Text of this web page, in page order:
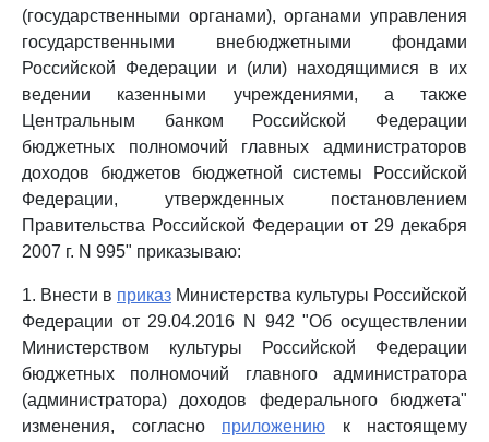
(государственными органами), органами управления
государственными внебюджетными фондами
Российской Федерации и (или) находящимися в их
ведении казенными учреждениями, а также
Центральным банком Российской Федерации
бюджетных полномочий главных администраторов
доходов бюджетов бюджетной системы Российской
Федерации, утвержденных постановлением
Правительства Российской Федерации от 29 декабря
2007 г. N 995" приказываю:
1. Внести в приказ Министерства культуры Российской
Федерации от 29.04.2016 N 942 "Об осуществлении
Министерством культуры Российской Федерации
бюджетных полномочий главного администратора
(администратора) доходов федерального бюджета"
изменения, согласно приложению к настоящему